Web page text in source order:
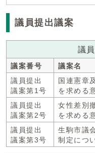
議員提出議案
議
議案番号
議案名
議員提出
議案第1号
国連憲章
を求める
議員提出
議案第2号
女性差別
を求める
議員提出
議案第3号
生駒市議
制定につ